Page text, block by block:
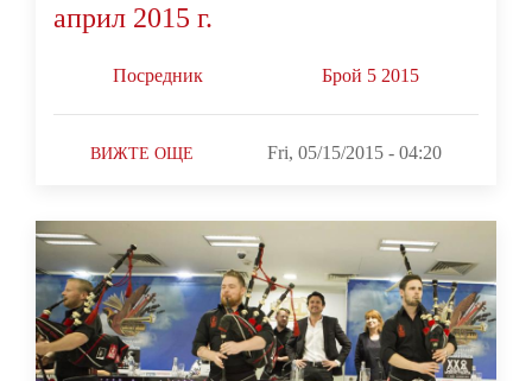
април 2015 г.
Посредник Брой 5 2015
ВИЖТЕ ОЩЕ Fri, 05/15/2015 - 04:20